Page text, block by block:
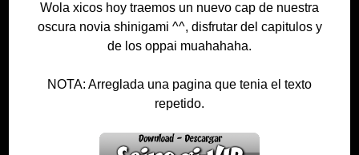
Wola xicos hoy traemos un nuevo cap de nuestra
oscura novia shinigami ^^, disfrutar del capitulos y
de los oppai muahahaha.
NOTA: Arreglada una pagina que tenia el texto
repetido.